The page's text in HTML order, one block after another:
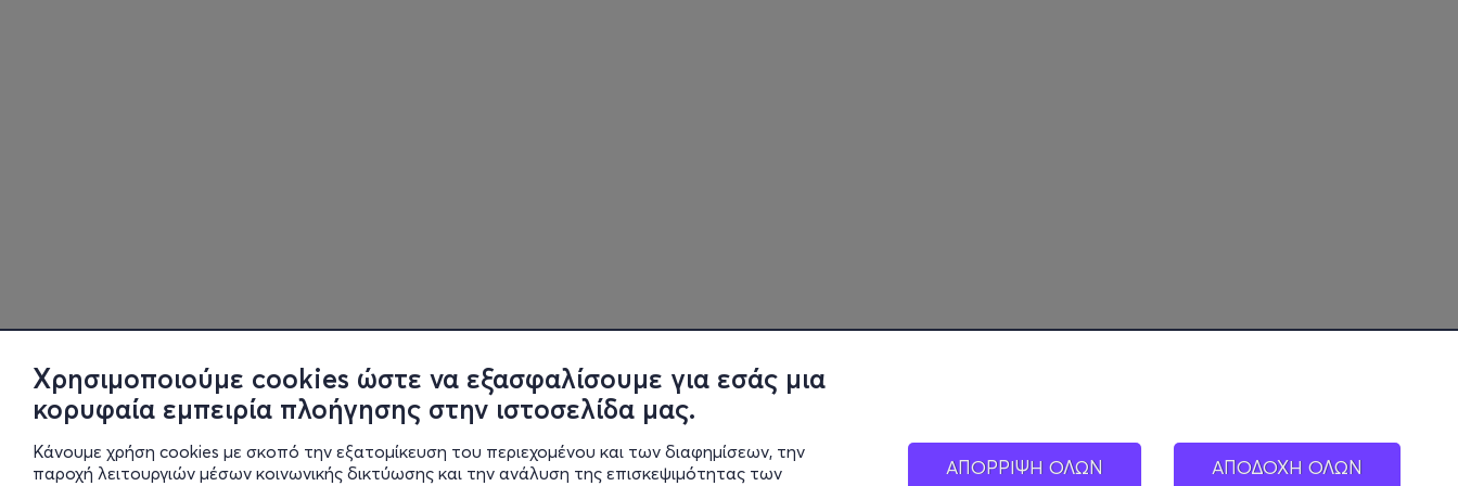
Χρησιμοποιούμε cookies ώστε να εξασφαλίσουμε για εσάς μια
κορυφαία εμπειρία πλοήγησης στην ιστοσελίδα μας.
Κάνουμε χρήση cookies με σκοπό την εξατομίκευση του περιεχομένου και των διαφημίσεων, την
παροχή λειτουργιών μέσων κοινωνικής δικτύωσης και την ανάλυση της επισκεψιμότητας των
ΑΠΟΡΡΙΨΗ ΟΛΩΝ ΑΠΟΔΟΧΗ ΟΛΩΝ